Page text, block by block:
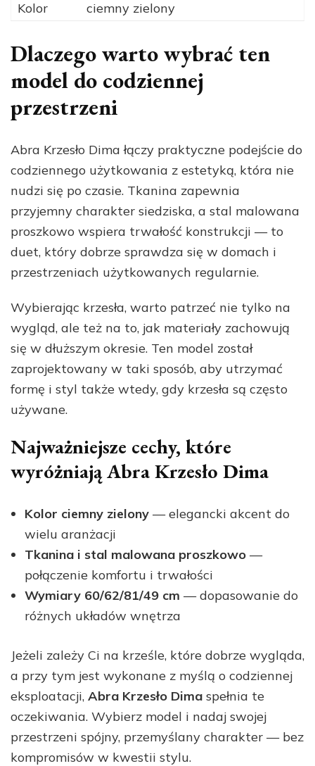
Kolor ciemny zielony
Dlaczego warto wybrać ten
model do codziennej
przestrzeni
Abra Krzesło Dima łączy praktyczne podejście do
codziennego użytkowania z estetyką, która nie
nudzi się po czasie. Tkanina zapewnia
przyjemny charakter siedziska, a stal malowana
proszkowo wspiera trwałość konstrukcji — to
duet, który dobrze sprawdza się w domach i
przestrzeniach użytkowanych regularnie.
Wybierając krzesła, warto patrzeć nie tylko na
wygląd, ale też na to, jak materiały zachowują
się w dłuższym okresie. Ten model został
zaprojektowany w taki sposób, aby utrzymać
formę i styl także wtedy, gdy krzesła są często
używane.
Najważniejsze cechy, które
wyróżniają Abra Krzesło Dima
Kolor ciemny zielony — elegancki akcent do
wielu aranżacji
Tkanina i stal malowana proszkowo —
połączenie komfortu i trwałości
Wymiary 60/62/81/49 cm — dopasowanie do
różnych układów wnętrza
Jeżeli zależy Ci na krześle, które dobrze wygląda,
a przy tym jest wykonane z myślą o codziennej
eksploatacji, Abra Krzesło Dima spełnia te
oczekiwania. Wybierz model i nadaj swojej
przestrzeni spójny, przemyślany charakter — bez
kompromisów w kwestii stylu.